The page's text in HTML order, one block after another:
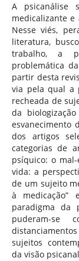
A psicanálise
medicalizante
Nesse viés,
literatura,
trabalho, a
problemática
partir desta
via pela qual a
recheada de
da
esvanecimento
dos artigos
categorias de
psíquico: o
vida: a
de um sujeito
à medicação”
paradigma da
puderam-se
sujeitos
da visão